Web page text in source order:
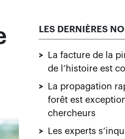
LES DERNIÈRES
>
La facture de la
de l’histoire est
>
La propagation
forêt est
chercheurs
>
Les experts